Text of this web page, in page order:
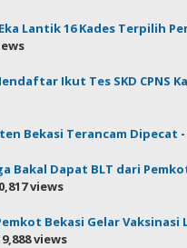
Lantik 16 Kades Terpilih
Ikut Tes SKD CPNS
Bekasi Terancam Dipecat
Bakal Dapat BLT dari
views
Bekasi Gelar Vaksinasi
views